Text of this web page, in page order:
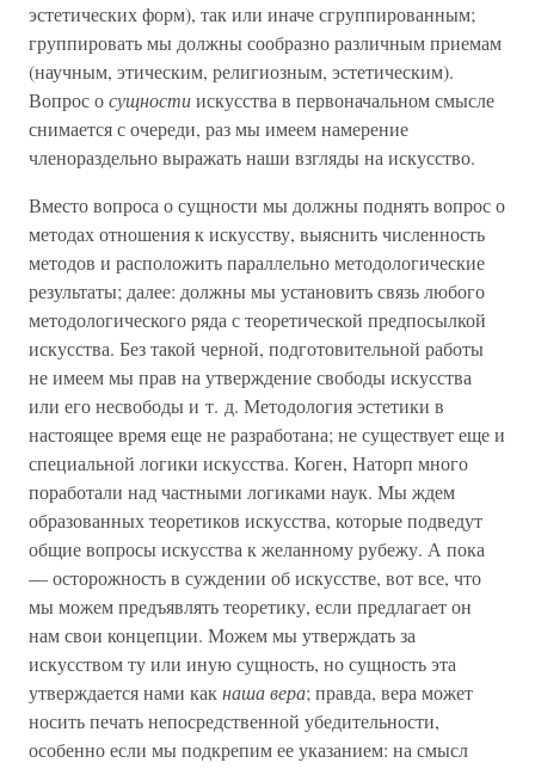
эстетических форм), так или иначе сгруппированным;
группировать мы должны сообразно различным приемам
(научным, этическим, религиозным, эстетическим).
Вопрос осущностиискусства в первоначальном смысле
снимается с очереди, раз мы имеем намерение
членораздельно выражать наши взгляды на искусство.
Вместо вопроса о сущности мы должны поднять вопрос о
методах отношения к искусству, выяснить численность
методов и расположить параллельно методологические
результаты; далее: должны мы установить связь любого
методологического ряда с теоретической предпосылкой
искусства. Без такой черной, подготовительной работы
не имеем мы прав на утверждение свободы искусства
или его несвободы и т. д. Методология эстетики в
настоящее время еще не разработана; не существует еще и
специальной логики искусства. Коген, Наторп много
поработали над частными логиками наук. Мы ждем
образованных теоретиков искусства, которые подведут
общие вопросы искусства к желанному рубежу. А пока
— осторожность в суждении об искусстве, вот все, что
мы можем предъявлять теоретику, если предлагает он
нам свои концепции. Можем мы утверждать за
искусством ту или иную сущность, но сущность эта
утверждается нами какнаша вера; правда, вера может
носить печать непосредственной убедительности,
особенно если мы подкрепим ее указанием: на смысл